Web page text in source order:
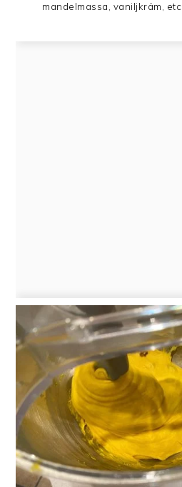
mandelmassa, vaniljkräm, etc